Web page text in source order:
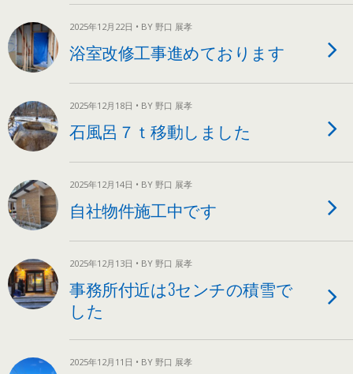
2025年12月22日 • BY 野口 展孝
浴室改修工事進めております
2025年12月18日 • BY 野口 展孝
石風呂７ｔ移動しました
2025年12月14日 • BY 野口 展孝
自社物件施工中です
2025年12月13日 • BY 野口 展孝
事務所付近は3センチの積雪で
した
2025年12月11日 • BY 野口 展孝